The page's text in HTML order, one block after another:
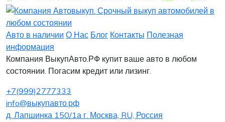
Заявка на лизинг
Заявка на комиссию
Заявка на кредит
Заявка на выкуп
Заполните, пожалуйста, форму.
Хочу заказать автомобиль
Заполните, пожалуйста, форму.
Оставить заявку
Авто в наличии О Нас Блог Контакты Полезная
информация
Компания ВыкупАвто.РФ купит ваше авто в любом
состоянии. Погасим кредит или лизинг.
+7(999)2777333
info@выкупавто.рф
д. Лапшинка 150/1а г. Москва, RU, Россия